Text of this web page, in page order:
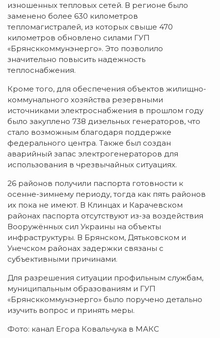
изношенных тепловых сетей. В регионе было
заменено более 630 километров
тепломагистралей, из которых свыше 470
километров обновлено силами ГУП
«Брянсккоммунэнерго». Это позволило
значительно повысить надежность
теплоснабжения.
Кроме того, для обеспечения объектов жилищно-
коммунального хозяйства резервными
источниками электроснабжения в прошлом году
было закуплено 738 дизельных генераторов, что
стало возможным благодаря поддержке
федерального центра. Также был создан
аварийный запас электрогенераторов для
использования в чрезвычайных ситуациях.
26 районов получили паспорта готовности к
осенне-зимнему периоду, тогда как пять районов
их пока не имеют. В Клинцах и Карачевском
районах паспорта отсутствуют из-за воздействия
Вооружённых сил Украины на объекты
инфраструктуры. В Брянском, Дятьковском и
Унечском районах задержки связаны с
субъективными причинами.
Для разрешения ситуации профильным службам,
муниципальным образованиям и ГУП
«Брянсккоммунэнерго» было поручено детально
изучить вопрос и принять меры.
Фото: канал Егора Ковальчука в МАКС